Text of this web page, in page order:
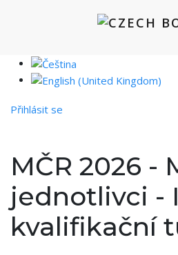
Přihlásit se
MČR 2026 -
jednotlivci -
kvalifikační